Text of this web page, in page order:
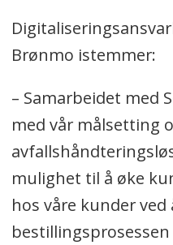
Brønmo istemmer:
– Samarbeidet med
med vår målsetting
mulighet til å øke
hos våre kunder